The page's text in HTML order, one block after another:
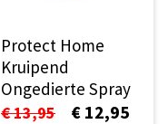
Protect Home
Kruipend
Ongedierte Spray
€ 13,95 € 12,95